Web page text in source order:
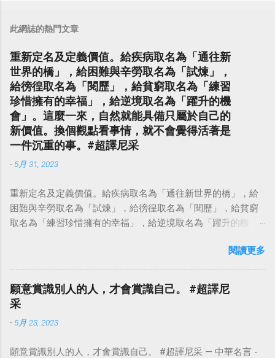
此網誌的熱門文章
重新定名及定義價值。給疾病取名為「通往新
世界的橋」，給困難與辛勞取名為「試煉」，
給徬徨取名為「閱歷」，給貧窮取名為「練習
珍惜擁有的幸福」，給逆境取名為「躍升的機
會」。這麼一來，自然就能具備只屬於自己的
新價值。換個觀點看事情，就不會覺得活著是
一件沉重的事。#超譯尼采
- 5月 31, 2023
重新定名及定義價值。給疾病取名為「通往新世界的橋」，給
困難與辛勞取名為「試煉」，給徬徨取名為「閱歷」，給貧窮
取名為「練習珍惜擁有的幸福」，給逆境取名為「躍升的機
點看事情，就不會覺得活著是一件沉重的事。#超譯尼采 — 中
華名言 - Chinese Quotes (@chinese_quotes) May 23, 2023
閱讀更多
願意賞識別人的人，才會賞識自己。 #超譯尼
采
- 5月 23, 2023
願意賞識別人的人，才會賞識自己。 #超譯尼采 — 中華名言 -